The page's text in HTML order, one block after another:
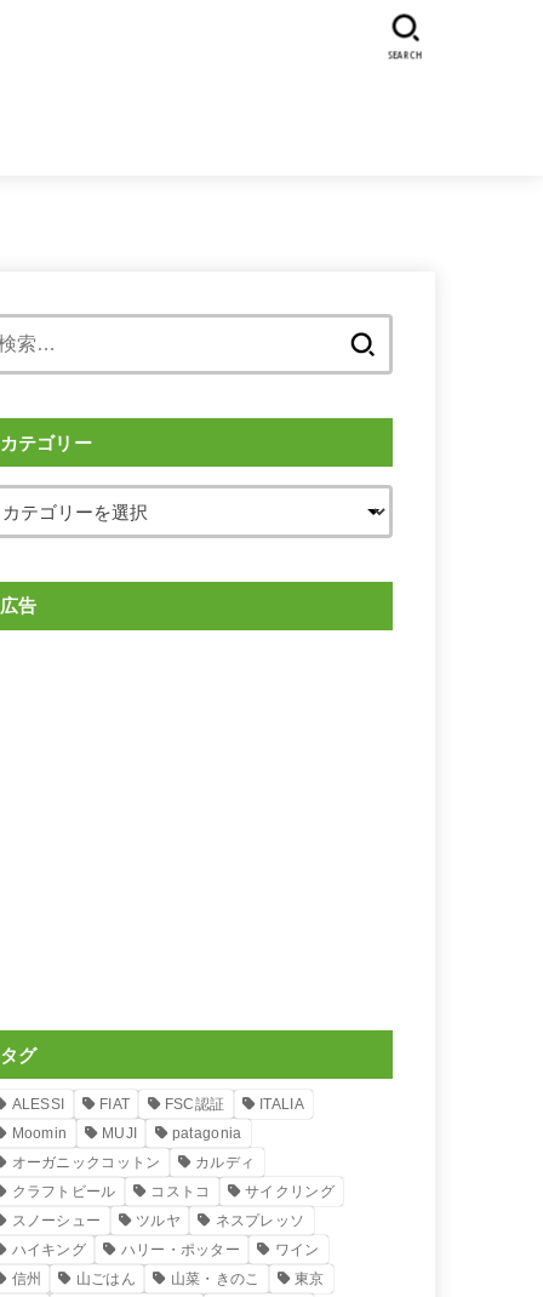
SEARCH
カテゴリー
広告
タグ
ALESSI FIAT FSC認証
ITALIA
Moomin
MUJI
patagonia
オーガニックコットン
カルディ
クラフトビール
コストコ
サイクリング
スノーシュー
ツルヤ
ネスプレッソ
ハイキング
ハリー・ポッター
ワイン
信州
山ごはん 山菜・きのこ
東京